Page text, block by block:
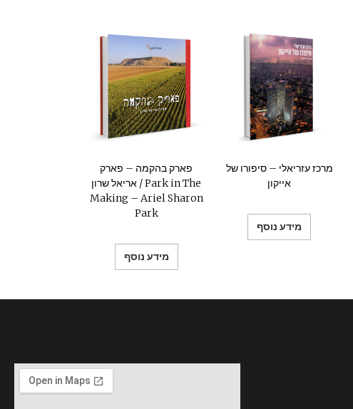
פארק בהקמה – פארק
אריאל שרון / Park in The
Making – Ariel Sharon
Park
מידע נוסף
מרכז עזריאלי – סיפורו של
אייקון
מידע נוסף